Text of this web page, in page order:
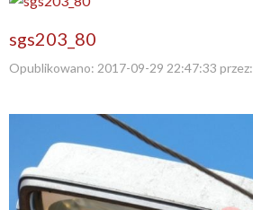
sgs203_80
Opublikowano: 2017-09-29 22:47:33 przez: